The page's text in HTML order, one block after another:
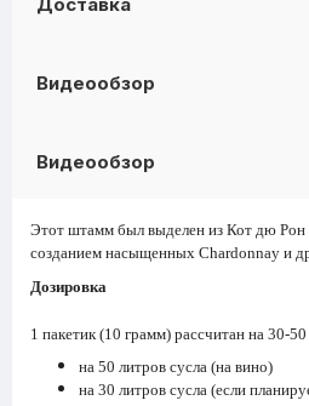
Видеообзор
Видеообзор
Этот штамм был выделен из Кот дю Рон
созданием насыщенных Chardonnay и
Дозировка
1 пакетик (10 грамм) рассчитан на 30-
на 50 литров сусла (на вино)
на 30 литров сусла (если